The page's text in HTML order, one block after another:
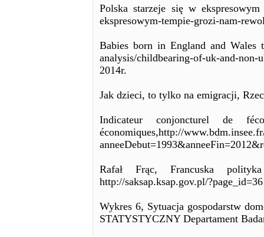
Polska starzeje się w
ekspresowym-tempie-grozi-nam-
Babies born in England and Wales
analysis/childbearing-of-uk-and-
2014r.
Jak dzieci, to tylko na emigracji,
Indicateur conjoncturel de
économiques,http://
Rafał Frąc, Francuska
http://saksap.ksap.gov.pl/
Wykres 6, Sytuacja gospodarstw
STATYSTYCZNY Departament